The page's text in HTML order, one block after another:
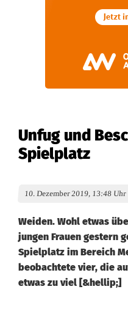
Unfug und
Spielplatz
10. Dezember 2019, 13:48 Uhr
Weiden. Wohl etwas
jungen Frauen gestern
Spielplatz im Bereich
beobachtete vier, die
etwas zu viel [&hellip;]